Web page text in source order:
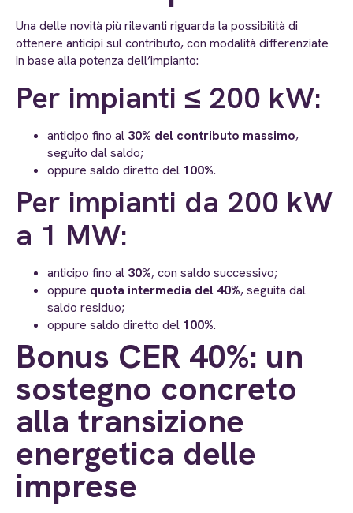
Una delle novità più rilevanti riguarda la possibilità di
ottenere anticipi sul contributo, con modalità differenziate
in base alla potenza dell’impianto:
Per impianti ≤ 200 kW:
anticipo fino al 30% del contributo massimo,
seguito dal saldo;
oppure saldo diretto del 100%.
Per impianti da 200 kW
a 1 MW:
anticipo fino al 30%, con saldo successivo;
oppure quota intermedia del 40%, seguita dal
saldo residuo;
oppure saldo diretto del 100%.
Bonus CER 40%: un
sostegno concreto
alla transizione
energetica delle
imprese